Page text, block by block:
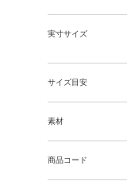
実寸サイズ
サイズ目安
素材
商品コード